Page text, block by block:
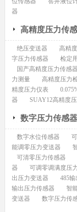
器
高精度压力传
绝压变送器 高精
字压力传感器
检定
国产高精度压力传感器
力测量
高精度压力
精度压力仪表
器
SUAY12高精度
数字压力传感
数字水位传感器
能调零压力变送器
可清零压力传感器
器
可调零调满度压
出压力变送器
485
输出压力传感器
智
变送器
数字压力传